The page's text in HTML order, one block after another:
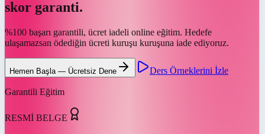
skor garanti.
%100 başarı garantili, ücret iadeli online eğitim. Hedefe
ulaşamazsan ödediğin ücreti kuruşu kuruşuna iade ediyoruz.
Hemen Başla — Ücretsiz Dene Ders Örneklerini İzle
Garantili Eğitim
RESMİ BELGE